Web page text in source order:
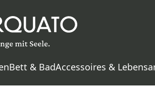
Bett & BadAccessoires &